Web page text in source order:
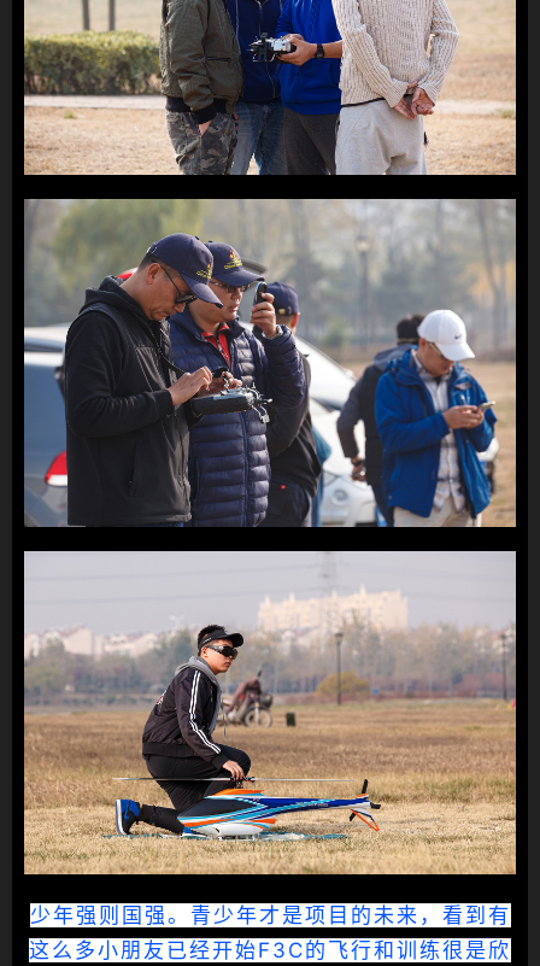
少年强则国强。青少年才是项目的未来，看到有
这么多小朋友已经开始F3C的飞行和训练很是欣